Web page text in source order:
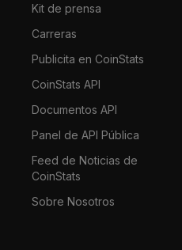
Kit de prensa
Carreras
Publicita en CoinStats
CoinStats API
Documentos API
Panel de API Pública
Feed de Noticias de
CoinStats
Sobre Nosotros